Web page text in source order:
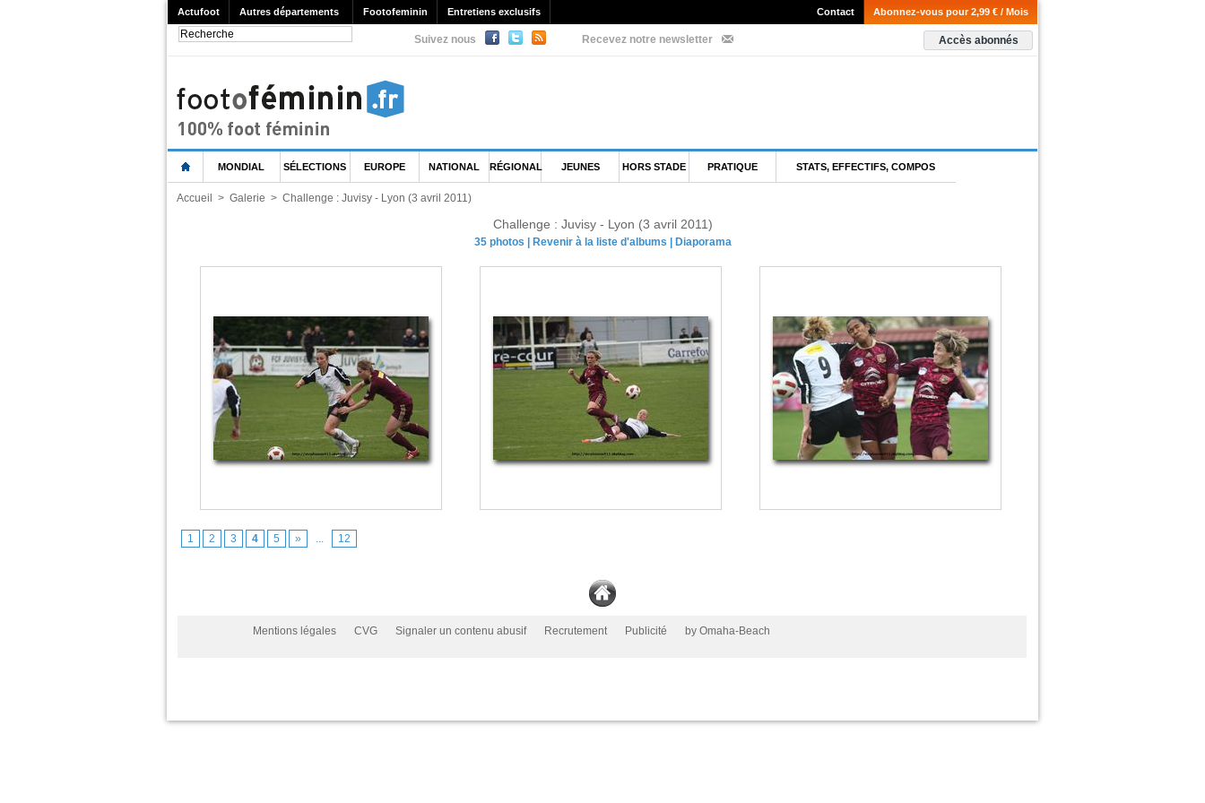
Actufoot Autres départements Footofeminin Entretiens exclusifs Abonnez-vous pour 2,99 € / Mois
Contact
Suivez nous Recevez notre newsletter Accès abonnés
MONDIAL SÉLECTIONS EUROPE NATIONAL RÉGIONAL JEUNES HORS STADE PRATIQUE STATS, EFFECTIFS, COMPOS
Accueil > Galerie > Challenge : Juvisy - Lyon (3 avril 2011)
Challenge : Juvisy - Lyon (3 avril 2011)
35 photos Revenir à la liste d'albums Diaporama
1 2 3 4 5 » ... 12
Mentions légales CVG Signaler un contenu abusif Recrutement Publicité by Omaha-Beach